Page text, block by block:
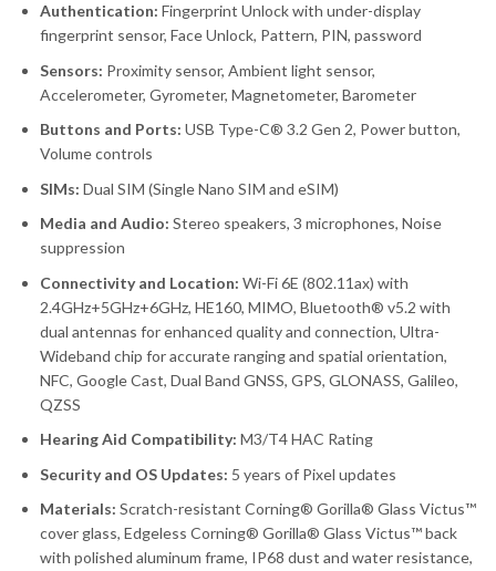
Authentication: Fingerprint Unlock with under-display
fingerprint sensor, Face Unlock, Pattern, PIN, password
Sensors: Proximity sensor, Ambient light sensor,
Accelerometer, Gyrometer, Magnetometer, Barometer
Buttons and Ports: USB Type-C® 3.2 Gen 2, Power button,
Volume controls
SIMs: Dual SIM (Single Nano SIM and eSIM)
Media and Audio: Stereo speakers, 3 microphones, Noise
suppression
Connectivity and Location: Wi-Fi 6E (802.11ax) with
2.4GHz+5GHz+6GHz, HE160, MIMO, Bluetooth® v5.2 with
dual antennas for enhanced quality and connection, Ultra-
Wideband chip for accurate ranging and spatial orientation,
NFC, Google Cast, Dual Band GNSS, GPS, GLONASS, Galileo,
QZSS
Hearing Aid Compatibility: M3/T4 HAC Rating
Security and OS Updates: 5 years of Pixel updates
Materials: Scratch-resistant Corning® Gorilla® Glass Victus™
cover glass, Edgeless Corning® Gorilla® Glass Victus™ back
with polished aluminum frame, IP68 dust and water resistance,